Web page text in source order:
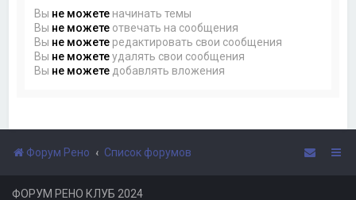
Вы не можете начинать темы
Вы не можете отвечать на сообщения
Вы не можете редактировать свои сообщения
Вы не можетеудалять свои сообщения
Вы не можете добавлять вложения
Форум Рено Список форумов
ФОРУМ РЕНО КЛУБ 2024